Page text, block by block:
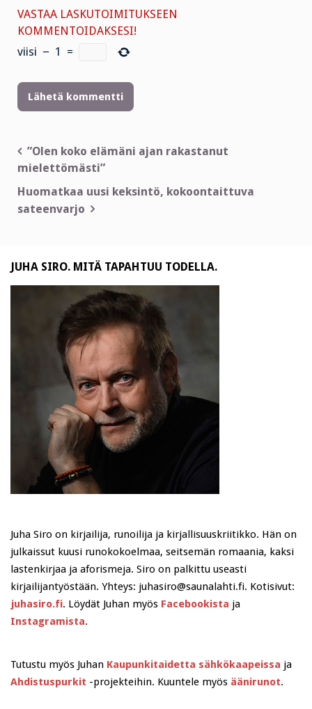
VASTAA LASKUTOIMITUKSEEN
KOMMENTOIDAKSESI!
viisi − 1 =
Artikkelien
selaus
”Olen koko elämäni ajan rakastanut
mielettömästi”
Huomatkaa uusi keksintö, kokoontaittuva
sateenvarjo
JUHA SIRO. MITÄ TAPAHTUU TODELLA.
Juha Siro on kirjailija, runoilija ja kirjallisuuskriitikko. Hän on
julkaissut kuusi runokokoelmaa, seitsemän romaania, kaksi
lastenkirjaa ja aforismeja. Siro on palkittu useasti
kirjailijantyöstään. Yhteys: juhasiro@saunalahti.fi. Kotisivut:
juhasiro.fi. Löydät Juhan myös Facebookista ja
Instagramista.
Tutustu myös Juhan Kaupunkitaidetta sähkökaapeissa ja
Ahdistuspurkit -projekteihin. Kuuntele myös äänirunot.